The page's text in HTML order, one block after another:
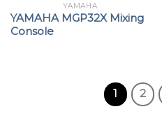
YAMAHA
YAMAHA MGP32X Mixing
Console
1 2